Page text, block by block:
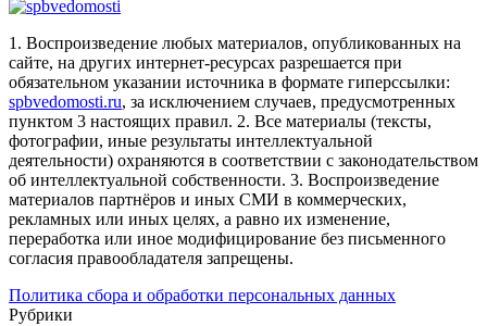
1. Воспроизведение любых материалов, опубликованных на
сайте, на других интернет-ресурсах разрешается при
обязательном указании источника в формате гиперссылки:
spbvedomosti.ru, за исключением случаев, предусмотренных
пунктом 3 настоящих правил. 2. Все материалы (тексты,
фотографии, иные результаты интеллектуальной
деятельности) охраняются в соответствии с законодательством
об интеллектуальной собственности. 3. Воспроизведение
материалов партнёров и иных СМИ в коммерческих,
рекламных или иных целях, а равно их изменение,
переработка или иное модифицирование без письменного
согласия правообладателя запрещены.
Политика сбора и обработки персональных данных
Рубрики